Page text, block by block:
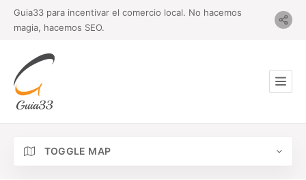
Guia33 para incentivar el comercio local. No hacemos
magia, hacemos SEO.
TOGGLE MAP